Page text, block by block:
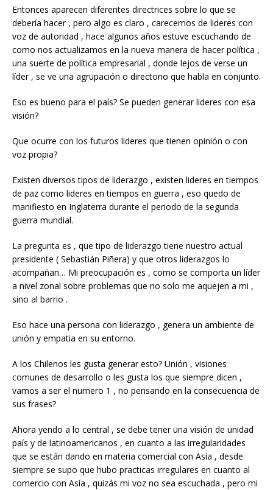
Entonces aparecen diferentes directrices sobre lo que se
debería hacer , pero algo es claro , carecemos de lideres con
voz de autoridad , hace algunos años estuve escuchando de
como nos actualizamos en la nueva manera de hacer política ,
una suerte de política empresarial , donde lejos de verse un
líder , se ve una agrupación o directorio que habla en conjunto.
Eso es bueno para el país? Se pueden generar lideres con esa
visión?
Que ocurre con los futuros lideres que tienen opinión o con
voz propia?
Existen diversos tipos de liderazgo , existen lideres en tiempos
de paz como lideres en tiempos en guerra , eso quedo de
manifiesto en Inglaterra durante el periodo de la segunda
guerra mundial.
La pregunta es , que tipo de liderazgo tiene nuestro actual
presidente ( Sebastián Piñera) y que otros liderazgos lo
acompañan… Mi preocupación es , como se comporta un líder
a nivel zonal sobre problemas que no solo me aquejen a mi ,
sino al barrio .
Eso hace una persona con liderazgo , genera un ambiente de
unión y empatia en su entorno.
A los Chilenos les gusta generar esto? Unión , visiones
comunes de desarrollo o les gusta los que siempre dicen ,
vamos a ser el numero 1 , no pensando en la consecuencia de
sus frases?
Ahora yendo a lo central , se debe tener una visión de unidad
país y de latinoamericanos , en cuanto a las irregularidades
que se están dando en materia comercial con Asía , desde
siempre se supo que hubo practicas irregulares en cuanto al
comercio con Asía , quizás mi voz no sea escuchada , pero mi